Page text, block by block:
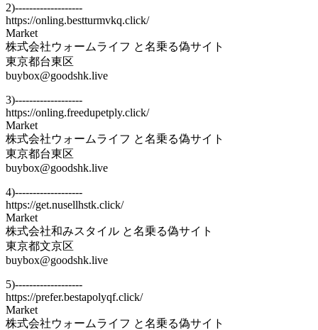
2)-------------------
https://onling.bestturmvkq.click/
Market
株式会社ウォームライフ と名乗る偽サイト
東京都台東区
buybox@goodshk.live
3)-------------------
https://onling.freedupetply.click/
Market
株式会社ウォームライフ と名乗る偽サイト
東京都台東区
buybox@goodshk.live
4)-------------------
https://get.nusellhstk.click/
Market
株式会社和みスタイル と名乗る偽サイト
東京都文京区
buybox@goodshk.live
5)-------------------
https://prefer.bestapolyqf.click/
Market
株式会社ウォームライフ と名乗る偽サイト